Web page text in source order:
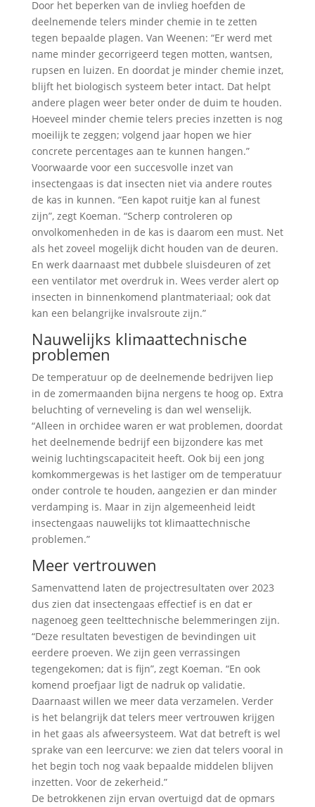
Door het beperken van de invlieg hoefden de
deelnemende telers minder chemie in te zetten
tegen bepaalde plagen. Van Weenen: “Er werd met
name minder gecorrigeerd tegen motten, wantsen,
rupsen en luizen. En doordat je minder chemie inzet,
blijft het biologisch systeem beter intact. Dat helpt
andere plagen weer beter onder de duim te houden.
Hoeveel minder chemie telers precies inzetten is nog
moeilijk te zeggen; volgend jaar hopen we hier
concrete percentages aan te kunnen hangen.”
Voorwaarde voor een succesvolle inzet van
insectengaas is dat insecten niet via andere routes
de kas in kunnen. “Een kapot ruitje kan al funest
zijn”, zegt Koeman. “Scherp controleren op
onvolkomenheden in de kas is daarom een must. Net
als het zoveel mogelijk dicht houden van de deuren.
En werk daarnaast met dubbele sluisdeuren of zet
een ventilator met overdruk in. Wees verder alert op
insecten in binnenkomend plantmateriaal; ook dat
kan een belangrijke invalsroute zijn.”
Nauwelijks klimaattechnische
problemen
De temperatuur op de deelnemende bedrijven liep
in de zomermaanden bijna nergens te hoog op. Extra
beluchting of verneveling is dan wel wenselijk.
“Alleen in orchidee waren er wat problemen, doordat
het deelnemende bedrijf een bijzondere kas met
weinig luchtingscapaciteit heeft. Ook bij een jong
komkommergewas is het lastiger om de temperatuur
onder controle te houden, aangezien er dan minder
verdamping is. Maar in zijn algemeenheid leidt
insectengaas nauwelijks tot klimaattechnische
problemen.”
Meer vertrouwen
Samenvattend laten de projectresultaten over 2023
dus zien dat insectengaas effectief is en dat er
nagenoeg geen teelttechnische belemmeringen zijn.
“Deze resultaten bevestigen de bevindingen uit
eerdere proeven. We zijn geen verrassingen
tegengekomen; dat is fijn”, zegt Koeman. “En ook
komend proefjaar ligt de nadruk op validatie.
Daarnaast willen we meer data verzamelen. Verder
is het belangrijk dat telers meer vertrouwen krijgen
in het gaas als afweersysteem. Wat dat betreft is wel
sprake van een leercurve: we zien dat telers vooral in
het begin toch nog vaak bepaalde middelen blijven
inzetten. Voor de zekerheid.”
De betrokkenen zijn ervan overtuigd dat de opmars